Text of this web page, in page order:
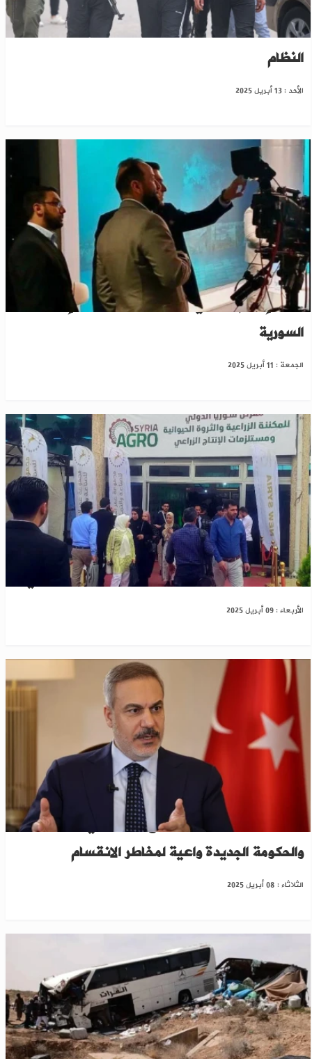
دمشق: الأمن يقبض على مطلوبين من فلول
النظام
الأحد : 13 أبريل 2025
وزير الإعلام السوري يشيد بفريق عمل "الإخبارية"
السورية
الجمعة : 11 أبريل 2025
بمشاركة 120 دولة ..انطلاق معرض سوريا الزراعي
الأربعاء : 09 أبريل 2025
فيدان: جهات خارجية تؤجج الفتنة في سوريا..
والحكومة الجديدة واعية لمخاطر الانقسام
الثلاثاء : 08 أبريل 2025